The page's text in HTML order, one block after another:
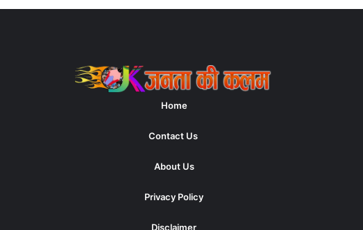
Home
Contact Us
About Us
Privacy Policy
Disclaimer